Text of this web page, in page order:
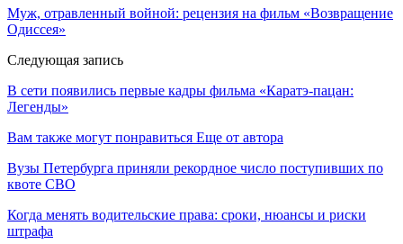
Муж, отравленный войной: рецензия на фильм «Возвращение
Одиссея»
Следующая запись
В сети появились первые кадры фильма «Каратэ-пацан:
Легенды»
Вам также могут понравиться Еще от автора
Вузы Петербурга приняли рекордное число поступивших по
квоте СВО
Когда менять водительские права: сроки, нюансы и риски
штрафа